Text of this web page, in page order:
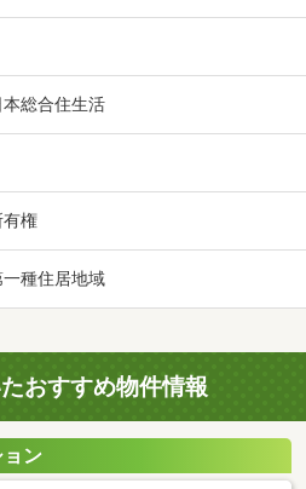
本総合住生活
有権
一種住居地域
おすすめ物件情報
ン